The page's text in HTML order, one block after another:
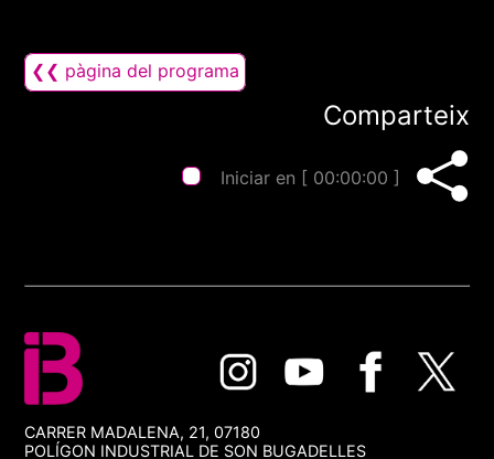
❮❮ pàgina del programa
Comparteix
Iniciar en [ 00:00:00 ]
CARRER MADALENA, 21, 07180
POLÍGON INDUSTRIAL DE SON BUGADELLES